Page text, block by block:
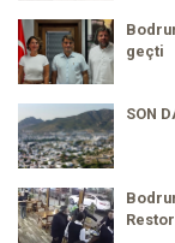
geçti
SON